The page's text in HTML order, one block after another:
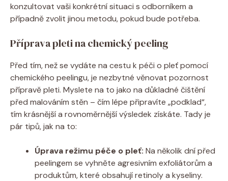
konzultovat vaši konkrétní situaci s odborníkem a
případně zvolit jinou metodu, pokud bude potřeba.
Příprava pleti na chemický peeling
Před tím, než se vydáte na cestu k péči o pleť pomocí
chemického peelingu, je nezbytné věnovat pozornost
přípravě pleti. Myslete na to jako na důkladné čištění
před malováním stěn – čím lépe připravíte „podklad“,
tím krásnější a rovnoměrnější výsledek získáte. Tady je
pár tipů, jak na to:
Úprava režimu péče o pleť: Na několik dní před
peelingem se vyhněte agresivním exfoliátorům a
produktům, které obsahují retinoly a kyseliny.